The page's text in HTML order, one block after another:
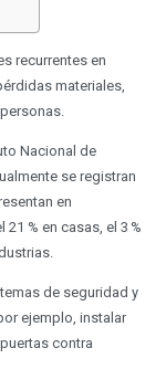
recurrentes en
materiales,
Nacional de
se registran
en
% en casas, el 3 %
de seguridad y
ejemplo, instalar
contra